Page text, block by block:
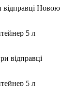
відправці Новою
відправці